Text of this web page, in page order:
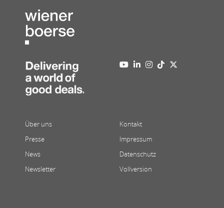
Über uns
Presse
News
Newsletter
Kontakt
Impressum
Datenschutz
Vollversion